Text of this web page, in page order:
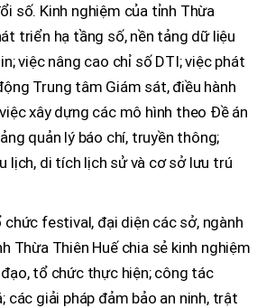
số. Kinh nghiệm của tỉnh Thừa
triển hạ tầng số, nền tảng dữ liệu
việc nâng cao chỉ số DTI; việc phát
Trung tâm Giám sát, điều hành
xây dựng các mô hình theo Đề án
quản lý báo chí, truyền thông;
lịch, di tích lịch sử và cơ sở lưu trú
festival, đại diện các sở, ngành
Thừa Thiên Huế chia sẻ kinh nghiệm
tổ chức thực hiện; công tác
các giải pháp đảm bảo an ninh, trật